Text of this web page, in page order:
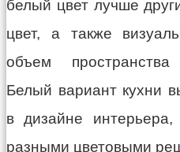
белый цвет лучше
цвет, а также
объем
Белый вариант кухни
в дизайне интерьера,
разными цветовыми